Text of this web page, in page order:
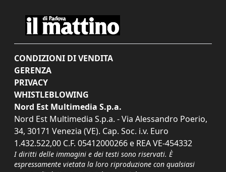
CONDIZIONI DI VENDITA
GERENZA
PRIVACY
WHISTLEBLOWING
Nord Est Multimedia S.p.a.
Nord Est Multimedia S.p.a. - Via Alessandro Poerio,
34, 30171 Venezia (VE). Cap. Soc. i.v. Euro
1.432.522,00 C.F. 05412000266 e REA VE-454332
I diritti delle immagini e dei testi sono riservati. È
espressamente vietata la loro riproduzione con qualsiasi